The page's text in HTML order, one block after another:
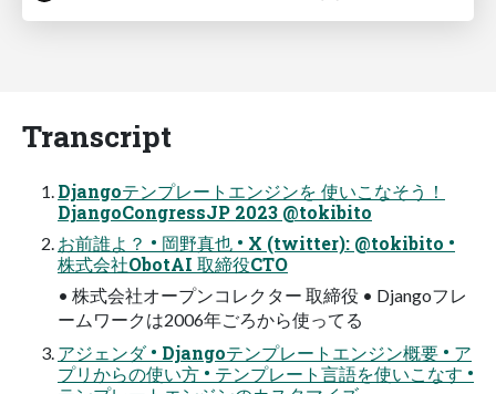
Transcript
Djangoテンプレートエンジンを 使いこなそう！
DjangoCongressJP 2023 @tokibito
お前誰よ？ • 岡野真也 • X (twitter): @tokibito •
株式会社ObotAI 取締役CTO
• 株式会社オープンコレクター 取締役 • Djangoフレ
ームワークは2006年ごろから使ってる
アジェンダ • Djangoテンプレートエンジン概要 • ア
プリからの使い方 • テンプレート言語を使いこなす •